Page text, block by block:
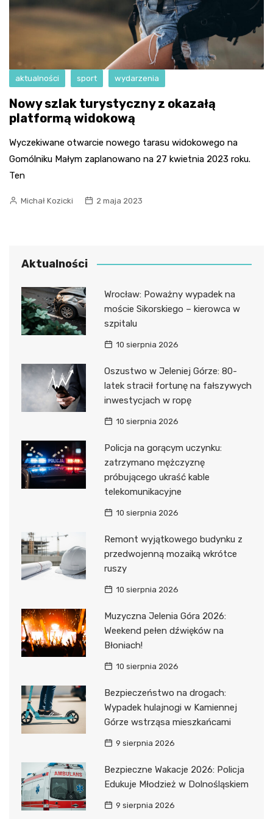
aktualności sport wydarzenia
Nowy szlak turystyczny z okazałą
platformą widokową
Wyczekiwane otwarcie nowego tarasu widokowego na
Gomólniku Małym zaplanowano na 27 kwietnia 2023 roku.
Ten
Michał Kozicki 2 maja 2023
Aktualności
Wrocław: Poważny wypadek na
moście Sikorskiego – kierowca w
szpitalu
10 sierpnia 2026
Oszustwo w Jeleniej Górze: 80-
latek stracił fortunę na fałszywych
inwestycjach w ropę
10 sierpnia 2026
Policja na gorącym uczynku:
zatrzymano mężczyznę
próbującego ukraść kable
telekomunikacyjne
10 sierpnia 2026
Remont wyjątkowego budynku z
przedwojenną mozaiką wkrótce
ruszy
10 sierpnia 2026
Muzyczna Jelenia Góra 2026:
Weekend pełen dźwięków na
Błoniach!
10 sierpnia 2026
Bezpieczeństwo na drogach:
Wypadek hulajnogi w Kamiennej
Górze wstrząsa mieszkańcami
9 sierpnia 2026
Bezpieczne Wakacje 2026: Policja
Edukuje Młodzież w Dolnośląskiem
9 sierpnia 2026